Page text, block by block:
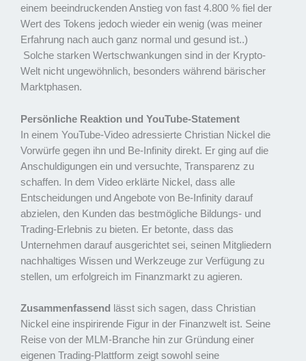
einem beeindruckenden Anstieg von fast 4.800 % fiel der
Wert des Tokens jedoch wieder ein wenig (was meiner
Erfahrung nach auch ganz normal und gesund ist..)
Solche starken Wertschwankungen sind in der Krypto-
Welt nicht ungewöhnlich, besonders während bärischer
Marktphasen.
Persönliche Reaktion und YouTube-Statement
In einem YouTube-Video adressierte Christian Nickel die
Vorwürfe gegen ihn und Be-Infinity direkt. Er ging auf die
Anschuldigungen ein und versuchte, Transparenz zu
schaffen. In dem Video erklärte Nickel, dass alle
Entscheidungen und Angebote von Be-Infinity darauf
abzielen, den Kunden das bestmögliche Bildungs- und
Trading-Erlebnis zu bieten. Er betonte, dass das
Unternehmen darauf ausgerichtet sei, seinen Mitgliedern
nachhaltiges Wissen und Werkzeuge zur Verfügung zu
stellen, um erfolgreich im Finanzmarkt zu agieren.
Zusammenfassend
lässt sich sagen, dass Christian
Nickel eine inspirirende Figur in der Finanzwelt ist. Seine
Reise von der MLM-Branche hin zur Gründung einer
eigenen Trading-Plattform zeigt sowohl seine